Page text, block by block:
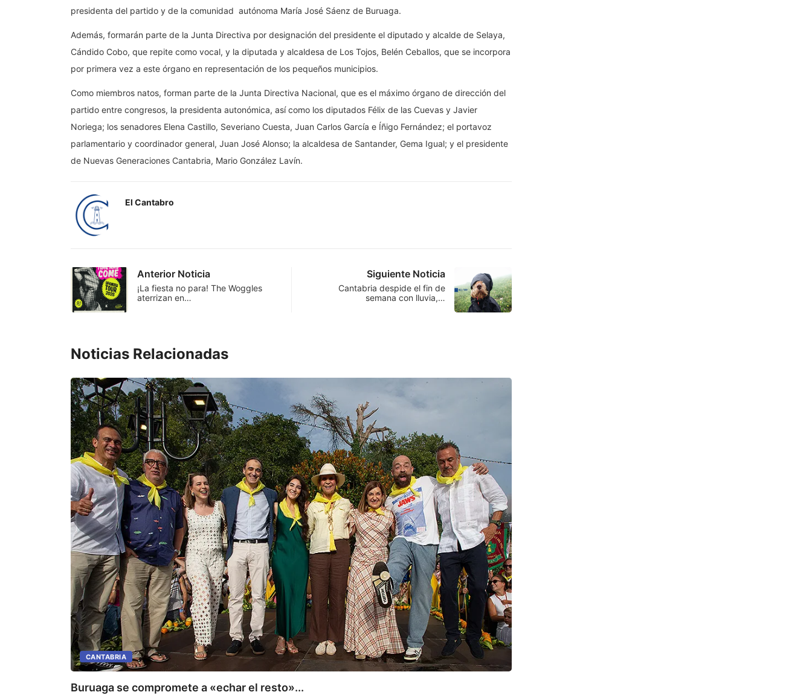
presidenta del partido y de la comunidad autónoma María José Sáenz de Buruaga.
Además, formarán parte de la Junta Directiva por designación del presidente el diputado y alcalde de Selaya,
Cándido Cobo, que repite como vocal, y la diputada y alcaldesa de Los Tojos, Belén Ceballos, que se incorpora
por primera vez a este órgano en representación de los pequeños municipios.
Como miembros natos, forman parte de la Junta Directiva Nacional, que es el máximo órgano de dirección del
partido entre congresos, la presidenta autonómica, así como los diputados Félix de las Cuevas y Javier
Noriega; los senadores Elena Castillo, Severiano Cuesta, Juan Carlos García e Íñigo Fernández; el portavoz
parlamentario y coordinador general, Juan José Alonso; la alcaldesa de Santander, Gema Igual; y el presidente
de Nuevas Generaciones Cantabria, Mario González Lavín.
El Cantabro
Anterior Noticia
¡La fiesta no para! The Woggles
aterrizan en…
Siguiente Noticia
Cantabria despide el fin de
semana con lluvia,…
Noticias Relacionadas
CANTABRIA
Buruaga se compromete a «echar el resto»...